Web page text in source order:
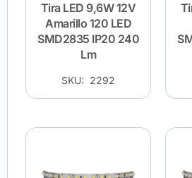
Tira LED 9,6W 12V
Amarillo 120 LED
SMD2835 IP20 240
Lm
SKU: 2292